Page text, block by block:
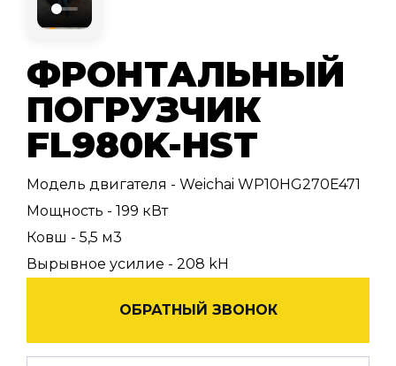
ФРОНТАЛЬНЫЙ
ПОГРУЗЧИК
FL980K-HST
Модель двигателя - Weichai WP10HG270E471
Мощность - 199 кВт
Ковш - 5,5 м3
Вырывное усилие - 208 kH
ОБРАТНЫЙ ЗВОНОК